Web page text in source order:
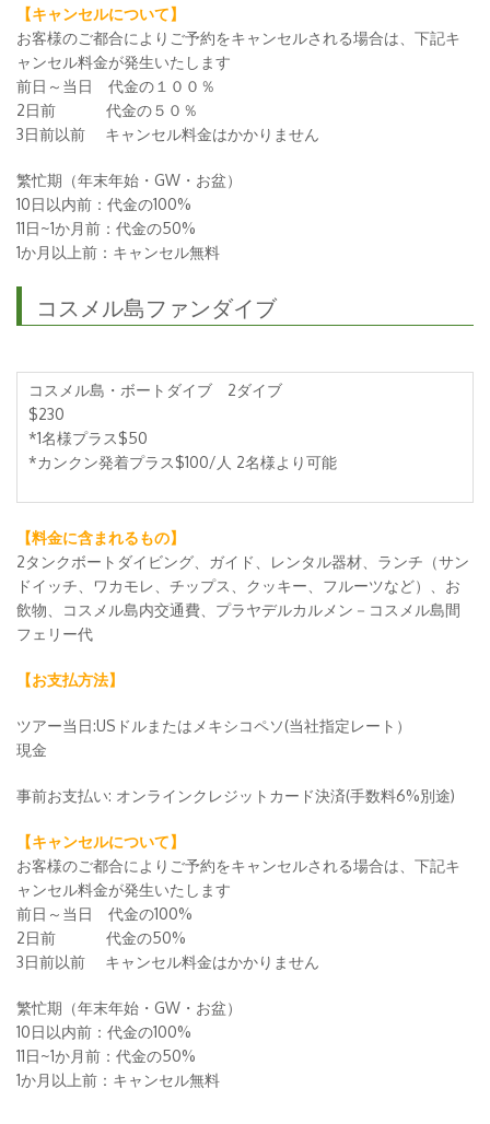
【キャンセルについて】
お客様のご都合によりご予約をキャンセルされる場合は、下記キ
ャンセル料金が発生いたします
前日～当日 代金の１００％
2日前 代金の５０％
3日前以前 キャンセル料金はかかりません
繁忙期（年末年始・GW・お盆）
10日以内前：代金の100%
11日~1か月前：代金の50%
1か月以上前：キャンセル無料
コスメル島ファンダイブ
コスメル島・ボートダイブ 2ダイブ
$230
*1名様プラス$50
*カンクン発着プラス$100/人 2名様より可能
【料金に含まれるもの】
2タンクボートダイビング、ガイド、レンタル器材、ランチ（サン
ドイッチ、ワカモレ、チップス、クッキー、フルーツなど）、お
飲物、コスメル島内交通費、プラヤデルカルメン－コスメル島間
フェリー代
【お支払方法】
ツアー当日:USドルまたはメキシコペソ(当社指定レート）
現金
事前お支払い: オンラインクレジットカード決済(手数料6%別途)
【キャンセルについて】
お客様のご都合によりご予約をキャンセルされる場合は、下記キ
ャンセル料金が発生いたします
前日～当日 代金の100%
2日前 代金の50%
3日前以前 キャンセル料金はかかりません
繁忙期（年末年始・GW・お盆）
10日以内前：代金の100%
11日~1か月前：代金の50%
1か月以上前：キャンセル無料